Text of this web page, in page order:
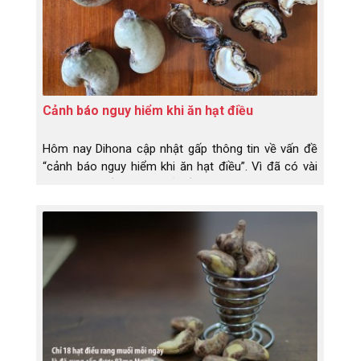
Cảnh báo nguy hiểm khi ăn hạt điều
Hôm nay Dihona cập nhật gấp thông tin về vấn đề
“cảnh báo nguy hiểm khi ăn hạt điều”. Vì đã có vài
môi và sưng má. Do đâu và hạt điều gì mà nguy
hiểm vậy, sao thấy hoang mang quá?